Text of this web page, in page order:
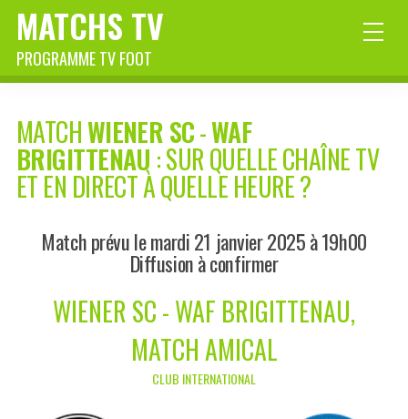
MATCHS TV
PROGRAMME TV FOOT
MATCHWIENER SC-WAF
BRIGITTENAU : SUR QUELLE CHAÎNE TV
ET EN DIRECT À QUELLE HEURE ?
Match prévu le mardi 21 janvier 2025 à 19h00
Diffusion à confirmer
WIENER SC - WAF BRIGITTENAU,
MATCH AMICAL
CLUB INTERNATIONAL